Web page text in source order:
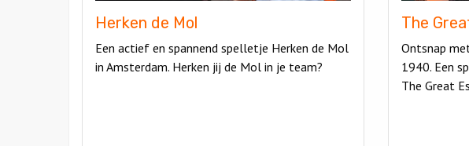
Herken de Mol
Een actief en spannend spelletje Herken de Mol
in Amsterdam. Herken jij de Mol in je team?
The
Ontsnap
1940. Een
The Great